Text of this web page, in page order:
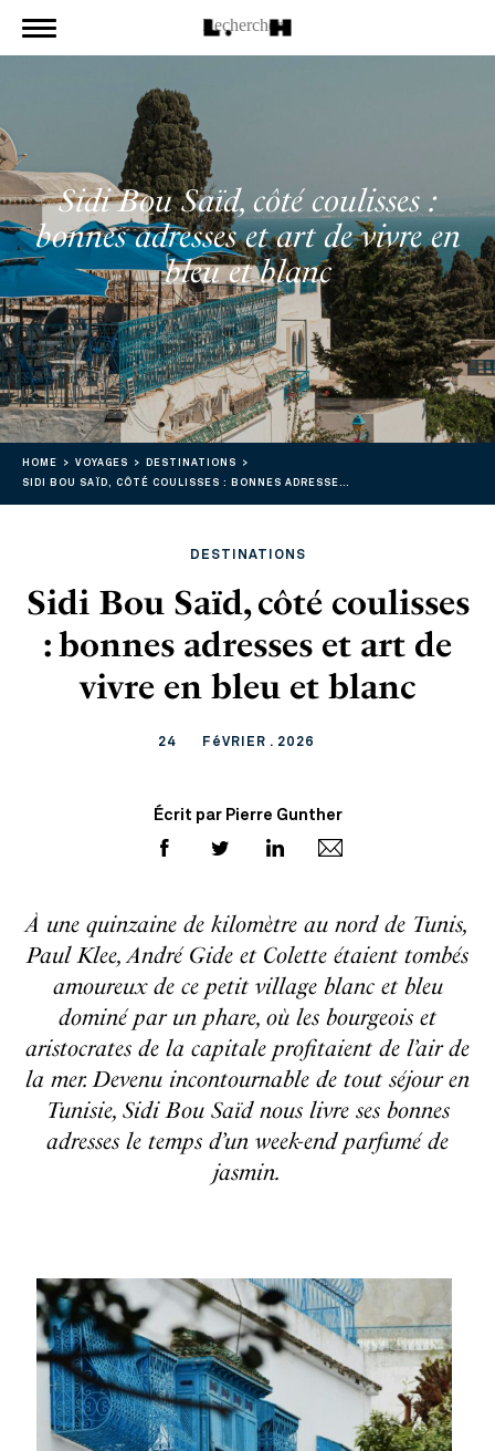
Sidi Bou Saïd, côté coulisses :
bonnes adresses et art de vivre en
bleu et blanc
HOME VOYAGES
DESTINATIONS
SIDI BOU SAÏD, CÔTÉ COULISSES : BONNES ADRESSES ET ART DE VIVRE EN BLEU ET BLANC
DESTINATIONS
Sidi Bou Saïd, côté coulisses
: bonnes adresses et art de
vivre en bleu et blanc
24 FéVRIER . 2026
Écrit par Pierre Gunther
À une quinzaine de kilomètre au nord de Tunis,
Paul Klee, André Gide et Colette étaient tombés
amoureux de ce petit village blanc et bleu
dominé par un phare, où les bourgeois et
aristocrates de la capitale profitaient de l’air de
la mer. Devenu incontournable de tout séjour en
Tunisie, Sidi Bou Saïd nous livre ses bonnes
adresses le temps d’un week-end parfumé de
jasmin.